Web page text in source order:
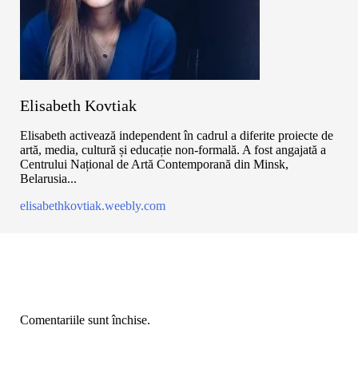
Elisabeth Kovtiak
Elisabeth activează independent în cadrul a diferite proiecte de
artă, media, cultură și educație non-formală. A fost angajată a
Centrului Național de Artă Contemporană din Minsk,
Belarusia...
elisabethkovtiak.weebly.com
Comentariile sunt închise.